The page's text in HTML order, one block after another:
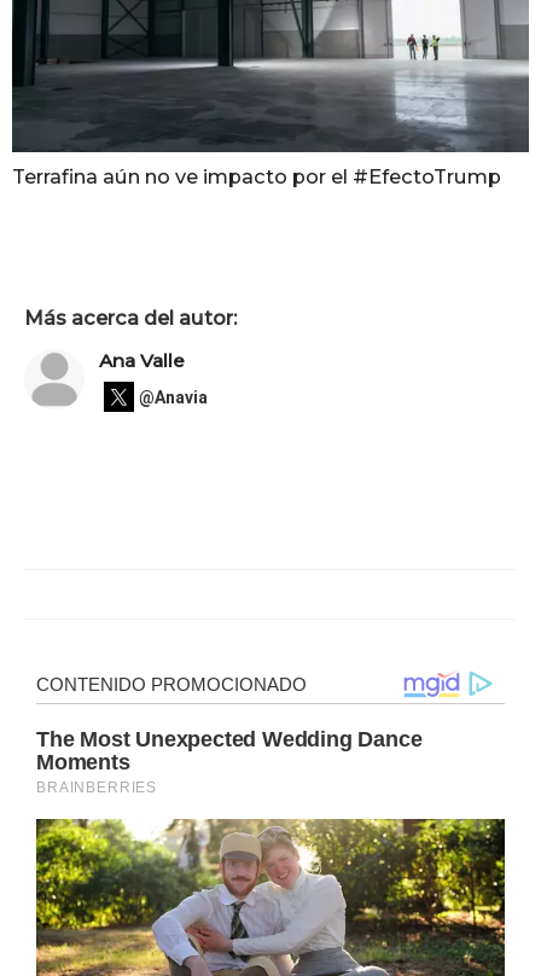
Terrafina aún no ve impacto por el #EfectoTrump
Más acerca del autor:
Ana Valle
@Anavia